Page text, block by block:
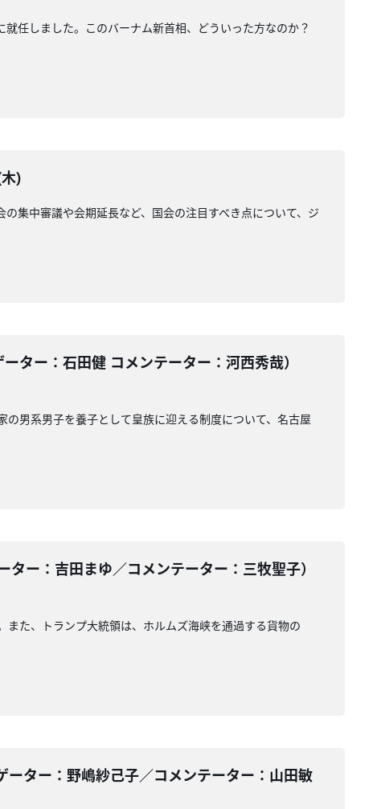
任しました。このバーナム新首相、どういった方なのか？
)
集中審議や会期延長など、国会の注目すべき点について、ジ
ター：石田健 コメンテーター：河西秀哉）
男系男子を養子として皇族に迎える制度について、名古屋
ー：吉田まゆ／コメンテーター：三牧聖子）
た、トランプ大統領は、ホルムズ海峡を通過する貨物の
ーター：野嶋紗己子／コメンテーター：山田敏